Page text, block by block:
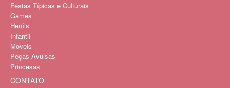
Festas Típicas e Culturais
Games
Heróis
Infantil
Moveis
Peças Avulsas
Princesas
CONTATO